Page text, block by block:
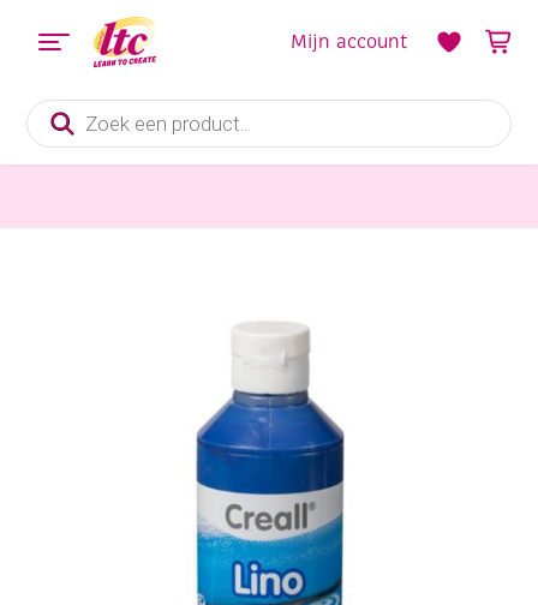
Producten
zoeken
Mijn account